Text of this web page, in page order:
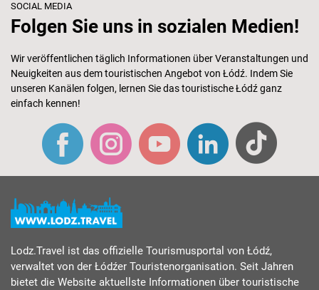
SOCIAL MEDIA
Folgen Sie uns in sozialen Medien!
Wir veröffentlichen täglich Informationen über Veranstaltungen und
Neuigkeiten aus dem touristischen Angebot von Łódź. Indem Sie
unseren Kanälen folgen, lernen Sie das touristische Łódź ganz
einfach kennen!
Lodz.Travel ist das offizielle Tourismusportal von Łódź,
verwaltet von der Łódźer Touristenorganisation. Seit Jahren
bietet die Website aktuellste Informationen über touristische